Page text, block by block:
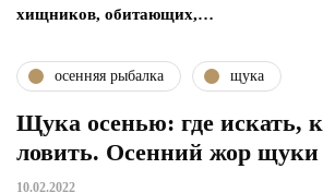
хищников, обитающих,…
осенняя рыбалка щука
Щука осенью: где искать,
ловить. Осенний жор щуки
10.02.2022